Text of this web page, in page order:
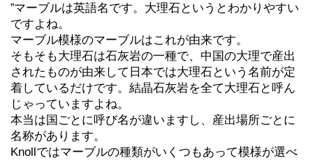
”マーブルは英語名です。大理石というとわかりやすい
ですよね。
マーブル模様のマーブルはこれが由来です。
そもそも大理石は石灰岩の一種で、中国の大理で産出
されたものが由来して日本では大理石という名前が定
着しているだけです。結晶石灰岩を全て大理石と呼ん
じゃっていますよね。
本当は国ごとに呼び名が違いますし、産出場所ごとに
名称があります。
Knollではマーブルの種類がいくつもあって模様が選べ